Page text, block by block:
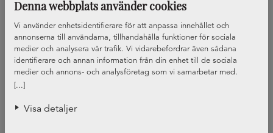
Denna webbplats använder cookies
[...]
Vi använder enhetsidentifierare för att anpassa innehållet och
annonserna till användarna, tillhandahålla funktioner för sociala
medier och analysera vår trafik. Vi vidarebefordrar även sådana
identifierare och annan information från din enhet till de sociala
medier och annons- och analysföretag som vi samarbetar med.
Dessa kan i sin tur kombinera informationen med annan information
använt deras tjänster.
Visa detaljer